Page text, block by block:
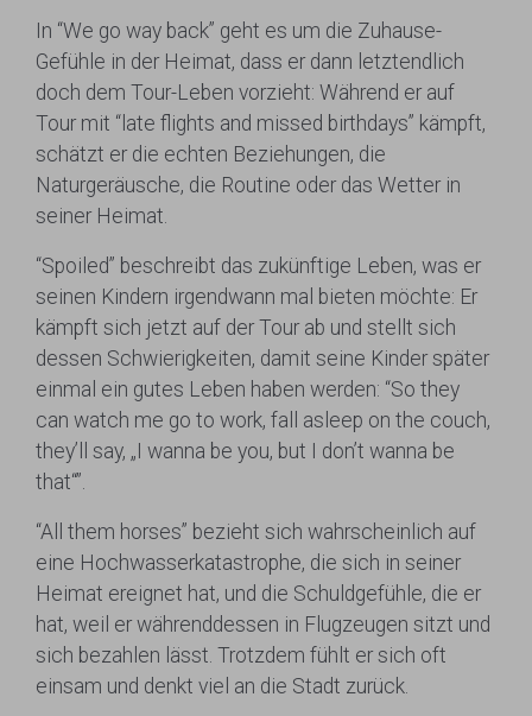
In “We go way back” geht es um die Zuhause-
Gefühle in der Heimat, dass er dann letztendlich
doch dem Tour-Leben vorzieht: Während er auf
Tour mit “late flights and missed birthdays” kämpft,
schätzt er die echten Beziehungen, die
Naturgeräusche, die Routine oder das Wetter in
seiner Heimat.
“Spoiled” beschreibt das zukünftige Leben, was er
seinen Kindern irgendwann mal bieten möchte: Er
kämpft sich jetzt auf der Tour ab und stellt sich
dessen Schwierigkeiten, damit seine Kinder später
einmal ein gutes Leben haben werden: “So they
can watch me go to work, fall asleep on the couch,
they’ll say, „I wanna be you, but I don’t wanna be
that“”.
“All them horses” bezieht sich wahrscheinlich auf
eine Hochwasserkatastrophe, die sich in seiner
Heimat ereignet hat, und die Schuldgefühle, die er
hat, weil er währenddessen in Flugzeugen sitzt und
sich bezahlen lässt. Trotzdem fühlt er sich oft
einsam und denkt viel an die Stadt zurück.